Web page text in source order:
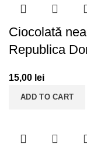
Ciocolată
Republica
15,00 lei
ADD TO CART